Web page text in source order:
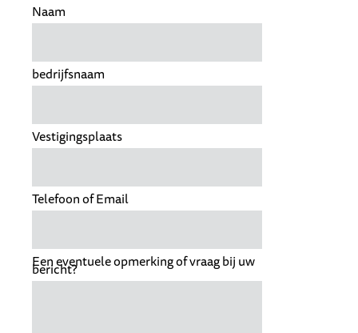
Naam
bedrijfsnaam
Vestigingsplaats
Telefoon of Email
Een eventuele opmerking of vraag bij uw
bericht?